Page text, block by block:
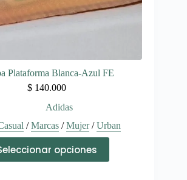
Plataforma Blanca-Azul FE
$ 140.000
Adidas
/Marcas/Mujer/Urban
opciones
producto
tiene